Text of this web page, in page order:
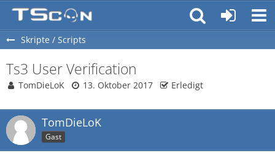
Skripte / Scripts
Ts3 User Verification
TomDieLoK 13. Oktober 2017 Erledigt
TomDieLoK
Gast